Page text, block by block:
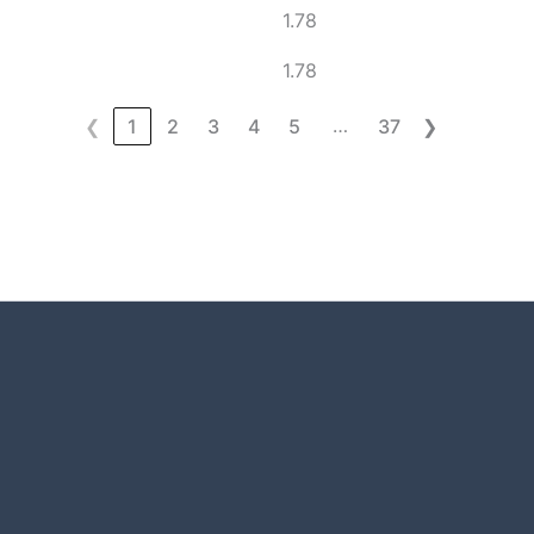
1.78
1.78
❮ 1 2 3 4 5 … 37 ❯